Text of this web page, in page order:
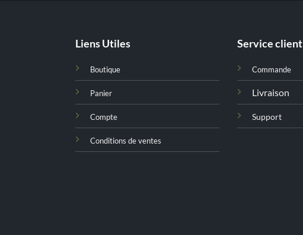
Liens Utiles
Boutique
Panier
Compte
Conditions de ventes
Service client
Commande
Livraison
Support